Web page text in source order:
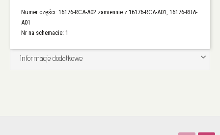
Numer części: 16176-RCA-A02 zamiennie z 16176-RCA-A01, 16176-RDA-
A01
Nr na schemacie: 1
Informacje dodatkowe